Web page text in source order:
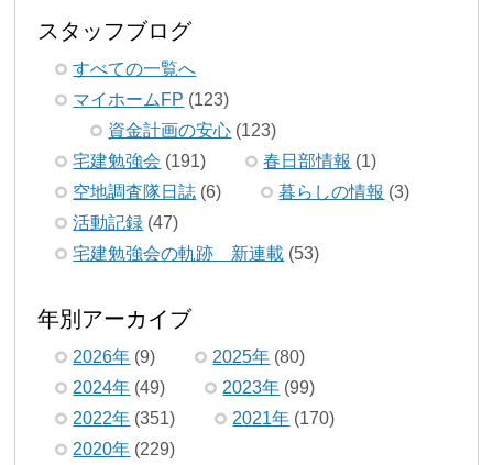
スタッフブログ
すべての一覧へ
マイホームFP (123)
資金計画の安心 (123)
宅建勉強会 (191) 春日部情報 (1)
空地調査隊日誌 (6) 暮らしの情報 (3)
活動記録 (47)
宅建勉強会の軌跡 新連載 (53)
年別アーカイブ
2026年 (9) 2025年 (80)
2024年 (49) 2023年 (99)
2022年 (351) 2021年 (170)
2020年 (229)